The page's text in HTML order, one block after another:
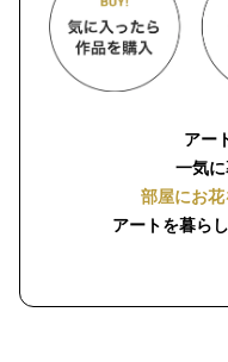
アー
一気
部屋にお
アートを暮ら